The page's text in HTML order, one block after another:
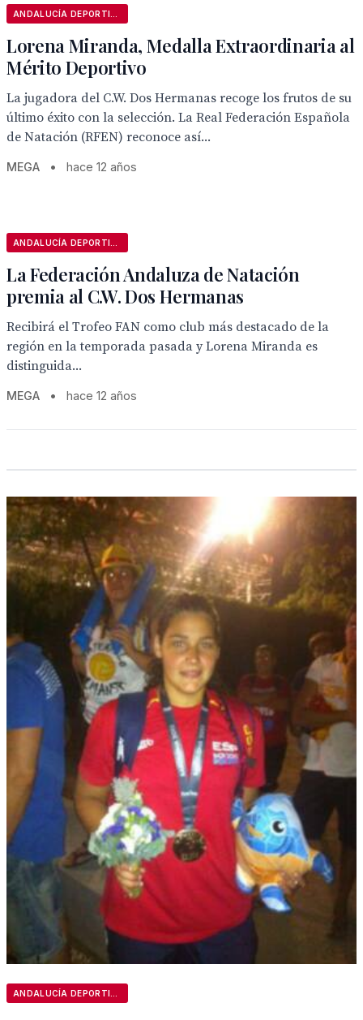
Lorena Miranda, Medalla Extraordinaria al
Mérito Deportivo
La jugadora del C.W. Dos Hermanas recoge los frutos de su
último éxito con la selección. La Real Federación Española
de Natación (RFEN) reconoce así...
MEGA • hace 12 años
La Federación Andaluza de Natación
premia al C.W. Dos Hermanas
Recibirá el Trofeo FAN como club más destacado de la
región en la temporada pasada y Lorena Miranda es
distinguida...
MEGA • hace 12 años